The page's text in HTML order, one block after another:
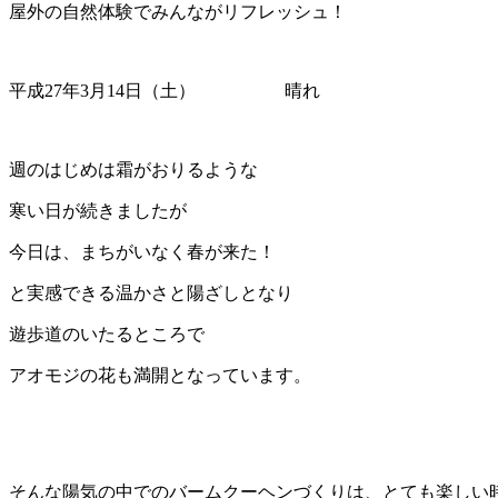
屋外の自然体験でみんながリフレッシュ！
平成27年3月14日（土） 晴れ
週のはじめは霜がおりるような
寒い日が続きましたが
今日は、まちがいなく春が来た！
と実感できる温かさと陽ざしとなり
遊歩道のいたるところで
アオモジの花も満開となっています。
そんな陽気の中でのバームクーヘンづくりは、とても楽しい